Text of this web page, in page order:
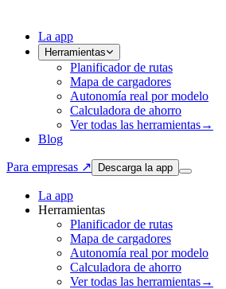
La app
Herramientas
Planificador de rutas
Mapa de cargadores
Autonomía real por modelo
Calculadora de ahorro
Ver todas las herramientas→
Blog
Para empresas ↗ Descarga la app
La app
Herramientas
Planificador de rutas
Mapa de cargadores
Autonomía real por modelo
Calculadora de ahorro
Ver todas las herramientas→